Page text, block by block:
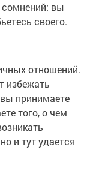
сомнений: вы
своего.
отношений.
избежать
принимаете
того, о чем
и тут удается